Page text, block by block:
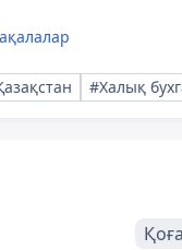
#Халық